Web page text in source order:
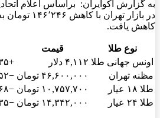
کاهش یافت.
نوع طلا قیمت
اونس جهانی طلا ۴,۱۱۲ دلار +۷.۳۵ دلار
مظنه تهران
۴۶,۶۰۰,۰۰۰ تومان −۱۴۶,۲۴۶.۵۲ تومان
طلا ۱۸ عیار
۱۰,۷۵۷,۷۰۰ تومان −۳۳,۷۳۴.۶۸ تومان
طلا ۲۴ عیار
۱۴,۳۴۲,۰۰۰ تومان −۴۴,۸۳۶.۳۵ تومان